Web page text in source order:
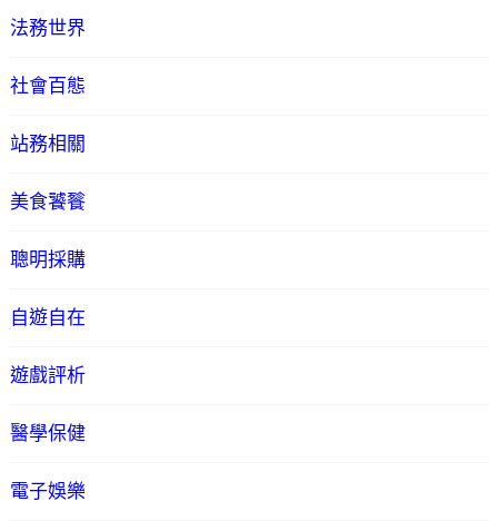
法務世界
社會百態
站務相關
美食饕餮
聰明採購
自遊自在
遊戲評析
醫學保健
電子娛樂